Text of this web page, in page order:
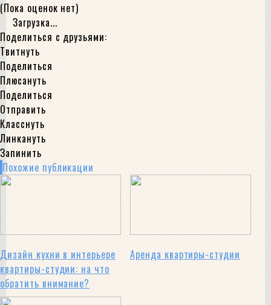
(Пока оценок нет)
Загрузка...
Поделиться с друзьями:
Твитнуть
Поделиться
Плюсануть
Поделиться
Отправить
Класснуть
Линкануть
Запинить
Похожие публикации
Дизайн кухни в интерьере
квартиры-студии: на что
обратить внимание?
Аренда квартиры-студии